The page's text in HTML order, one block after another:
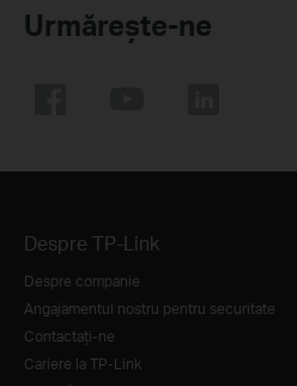
Urmărește-ne
Despre TP-Link
Despre companie
Angajamentul nostru pentru securitate
Contactați-ne
Cariere la TP-Link